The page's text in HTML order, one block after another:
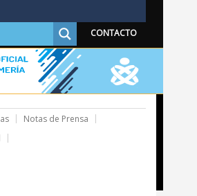
CONTACTO
Notas de Prensa